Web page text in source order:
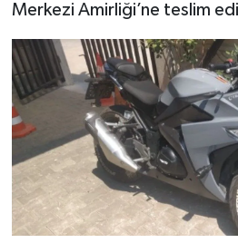
Merkezi Amirliği’ne teslim